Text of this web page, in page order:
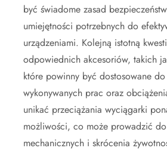
być świadome zasad
umiejętności potrzebnych do
urządzeniami. Kolejną istotną
odpowiednich akcesoriów, takich
które powinny być dostosowane
wykonywanych prac oraz
unikać przeciążania wyciągarki
możliwości, co może prowadzić
mechanicznych i skrócenia